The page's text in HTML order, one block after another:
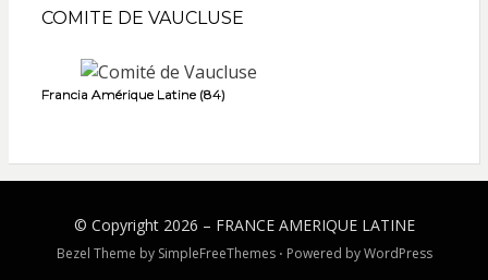
COMITE DE VAUCLUSE
Francia Amérique Latine (84)
© Copyright 2026 – FRANCE AMERIQUE LATINE
Bezel Theme by SimpleFreeThemes ⋅ Powered byWordPress